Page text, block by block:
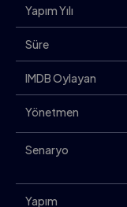
Yapım Yılı
Süre
IMDB Oylayan
Yönetmen
Senaryo
Yapım